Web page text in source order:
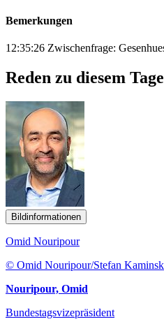
Bemerkungen
12:35:26 Zwischenfrage:
Reden zu diesem
Bildinformationen
Omid Nouripour
© Omid Nouripour/Stefan
Nouripour, Omid
Bundestagsvizepräsident